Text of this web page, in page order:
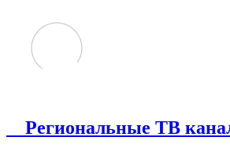
Региональные ТВ